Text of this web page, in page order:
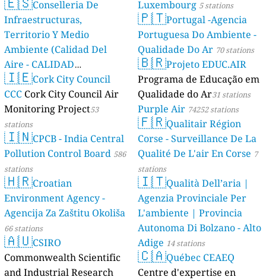
Conselleria De
Infraestructuras,
Territorio Y Medio
Ambiente (Calidad Del
Aire - CALIDAD
AMBIENTAL) 23 stations
🇮🇪Cork City Council
CCC Cork City Council Air
Monitoring Project53
stations
🇮🇳CPCB - India Central
Pollution Control Board 586
stations
🇭🇷Croatian
Environment Agency -
Agencija Za Zaštitu Okoliša
66 stations
🇦🇺CSIRO
Commonwealth Scientific
and Industrial Research
Luxembourg 5 stations
🇵🇹Portugal -Agencia
Portuguesa Do Ambiente -
Qualidade Do Ar 70 stations
🇧🇷Projeto EDUC.AIR
Programa de Educação em
Qualidade do Ar31 stations
Purple Air 74252 stations
🇫🇷Qualitair Région
Corse - Surveillance De La
Qualité De L'air En Corse 7
stations
🇮🇹Qualità Dell’aria |
Agenzia Provinciale Per
L'ambiente | Provincia
Autonoma Di Bolzano - Alto
Adige 14 stations
🇨🇦Québec CEAEQ
Centre d'expertise en